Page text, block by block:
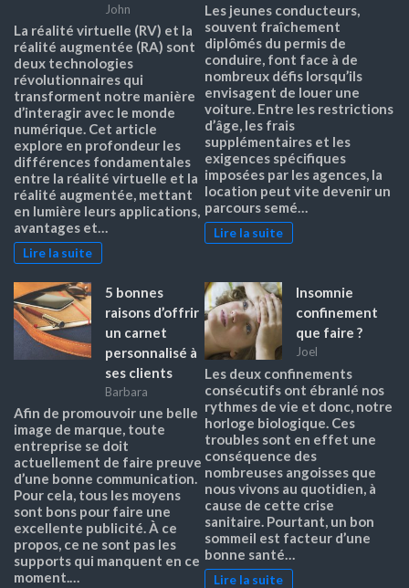
John
La réalité virtuelle (RV) et la
réalité augmentée (RA) sont
deux technologies
révolutionnaires qui
transforment notre manière
d’interagir avec le monde
numérique. Cet article
explore en profondeur les
différences fondamentales
entre la réalité virtuelle et la
réalité augmentée, mettant
en lumière leurs applications,
avantages et…
Lire la suite
Les jeunes conducteurs,
souvent fraîchement
diplômés du permis de
conduire, font face à de
nombreux défis lorsqu’ils
envisagent de louer une
voiture. Entre les restrictions
d’âge, les frais
supplémentaires et les
exigences spécifiques
imposées par les agences, la
location peut vite devenir un
parcours semé…
Lire la suite
5 bonnes
raisons d’offrir
un carnet
personnalisé à
ses clients
Barbara
Afin de promouvoir une belle
image de marque, toute
entreprise se doit
actuellement de faire preuve
d’une bonne communication.
Pour cela, tous les moyens
sont bons pour faire une
excellente publicité. À ce
propos, ce ne sont pas les
supports qui manquent en ce
moment.…
Insomnie
confinement
que faire ?
Joel
Les deux confinements
consécutifs ont ébranlé nos
rythmes de vie et donc, notre
horloge biologique. Ces
troubles sont en effet une
conséquence des
nombreuses angoisses que
nous vivons au quotidien, à
cause de cette crise
sanitaire. Pourtant, un bon
sommeil est facteur d’une
bonne santé…
Lire la suite